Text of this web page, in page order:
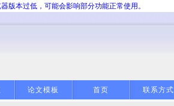
版本过低，可能会影响部分功能正常使用。
论文模板 首页 联系方式